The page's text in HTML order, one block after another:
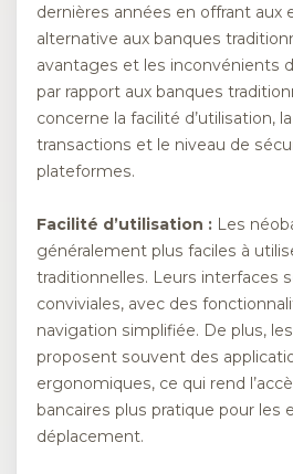
dernières années en offrant aux
alternative aux banques
avantages et les inconvénients
par rapport aux banques
concerne la facilité d’utilisation,
transactions et le niveau de
plateformes.
Facilité d’utilisation : Les
généralement plus faciles à
traditionnelles. Leurs interfaces
conviviales, avec des
navigation simplifiée. De plus,
proposent souvent des
ergonomiques, ce qui rend
bancaires plus pratique pour les
déplacement.